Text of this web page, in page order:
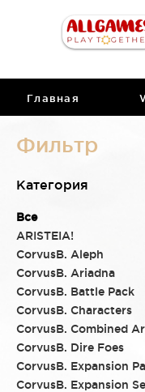
Главная
Фильтр
Категория
Все
ARISTEIA!
CorvusB. Aleph
CorvusB. Ariadna
CorvusB. Battle Pack
CorvusB. Characters
CorvusB. Combined
CorvusB. Dire Foes
CorvusB. Expansion
CorvusB. Expansion